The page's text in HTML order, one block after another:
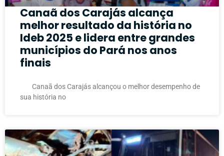
Canaã dos Carajás alcança
melhor resultado da história no
Ideb 2025 e lidera entre grandes
municípios do Pará nos anos
finais
Canaã dos Carajás alcançou o melhor desempenho de
sua história no